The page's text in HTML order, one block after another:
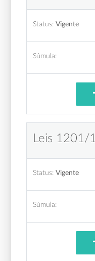
Status: Vigente
Súmula:
Leis 1201/
Status: Vigente
Súmula: